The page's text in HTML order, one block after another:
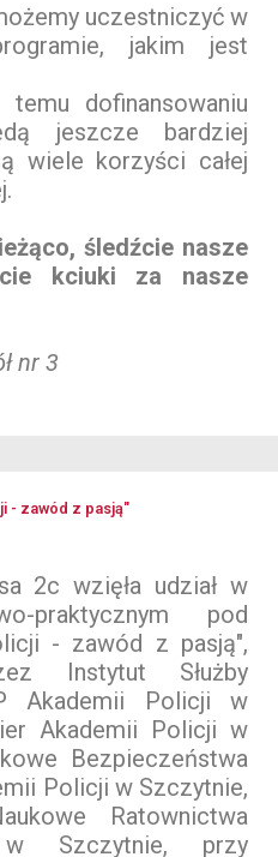
uczestniczyć w
jakim jest
dofinansowaniu
jeszcze bardziej
wiele korzyści całej
śledźcie nasze
kciuki za nasze
nr 3
- zawód z pasją"
2c wzięła udział w
praktycznym pod
- zawód z pasją",
Instytut Służby
Akademii Policji w
Akademii Policji w
Bezpieczeństwa
Policji w Szczytnie,
Ratownictwa
Szczytnie, przy